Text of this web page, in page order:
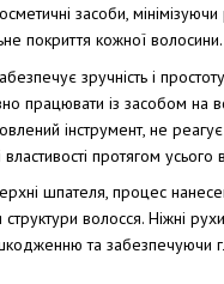
засоби,
покриття кожної волосини.
зручність і
працювати із засобом на
інструмент, не
протягом усього
шпателя, процес
волосся. Ніжні
та забезпечуючи